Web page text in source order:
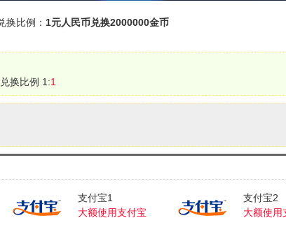
换比例： 1元人民币兑换2000000金币
换比例 1:1
支付宝1
大额使用支付宝
支付宝2
大额使用